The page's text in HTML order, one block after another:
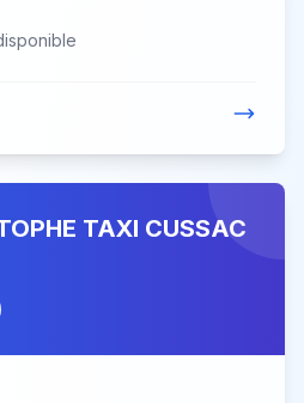
TAXI CUSSAC